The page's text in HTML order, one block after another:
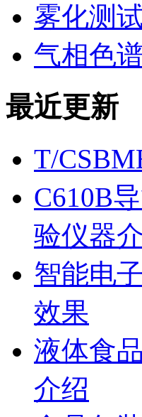
雾化测
气相色
最近更新
T/
C610B
验仪器
智能电
效果
液体食
介绍